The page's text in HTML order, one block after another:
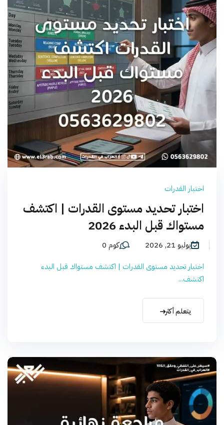
اختبار القدرات
اختبار تحديد مستوى القدرات | اكتشف
مستواك قبل البدء 2026
يوليو 21, 2026
كوم 0
اختبار تحديد مستوى القدرات | اكتشف مستواك قبل البدء
اكتشف...
يتعلم أكثر